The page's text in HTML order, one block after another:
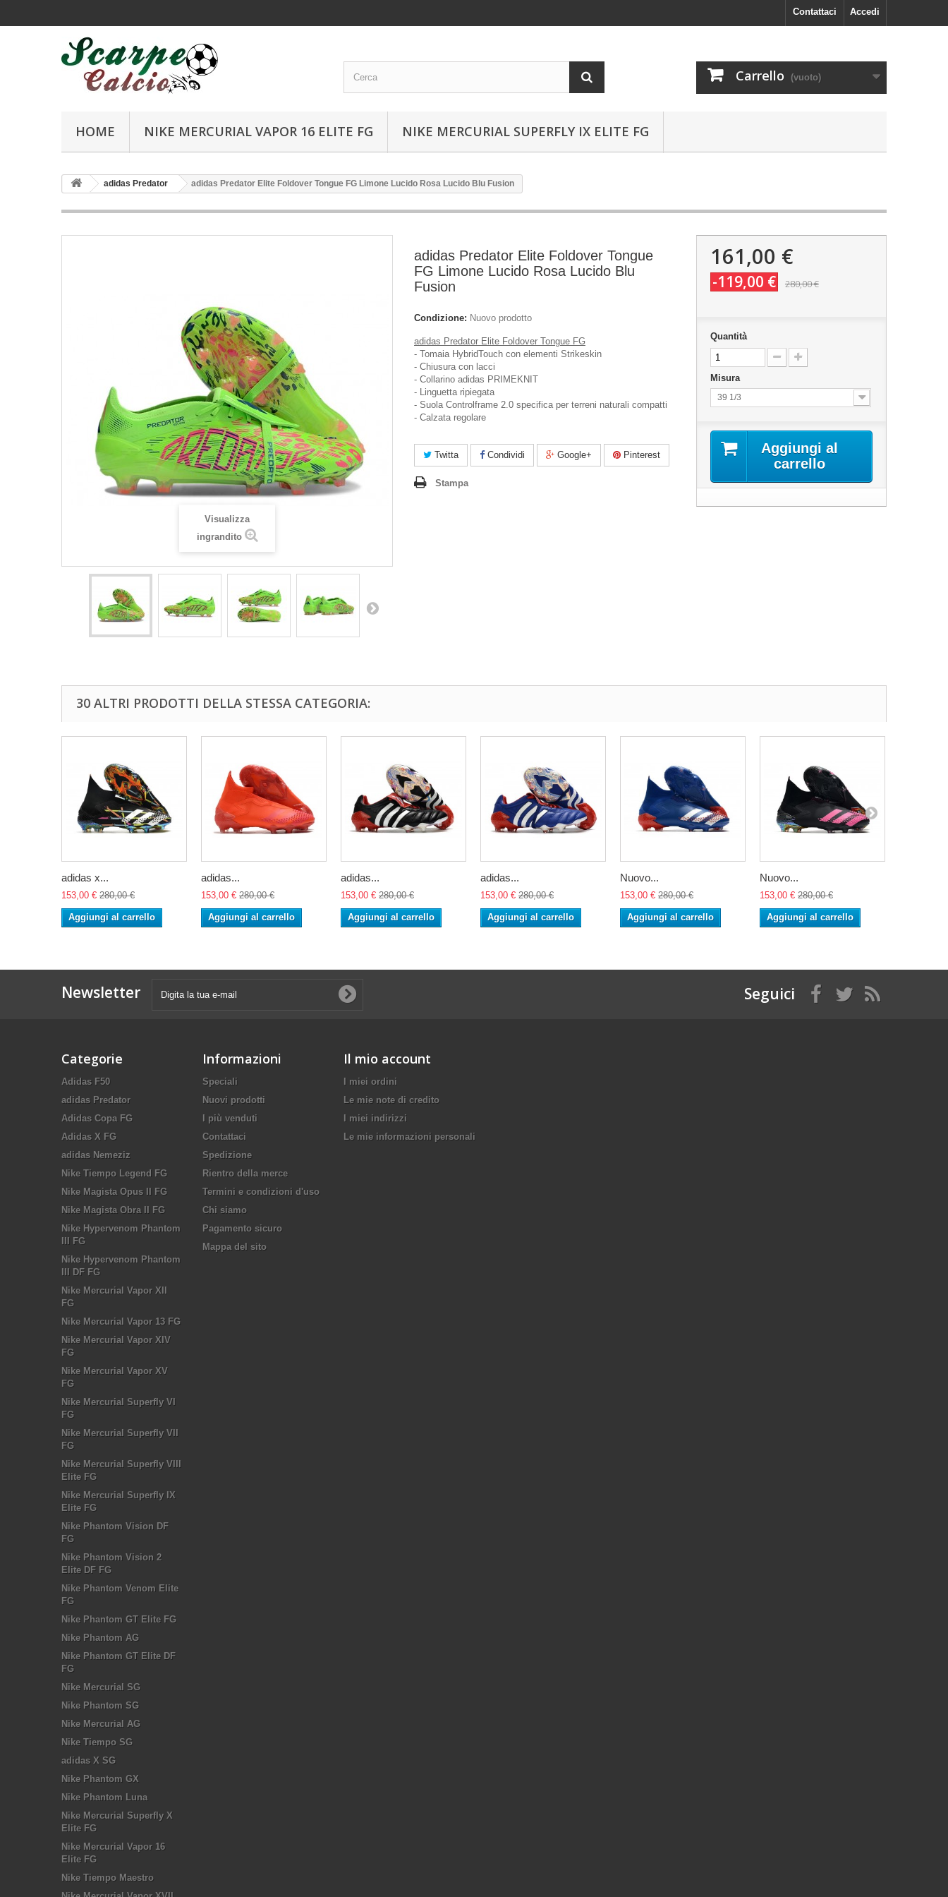
Accedi
Contattaci
Carrello (vuoto)
HOME NIKE MERCURIAL VAPOR 16 ELITE FG NIKE MERCURIAL SUPERFLY IX ELITE FG
adidas Predator adidas Predator Elite Foldover Tongue FG Limone Lucido Rosa Lucido Blu Fusion
Visualizza
ingrandito
adidas Predator Elite Foldover Tongue
FG Limone Lucido Rosa Lucido Blu
Fusion
Condizione: Nuovo prodotto
adidas Predator Elite Foldover Tongue FG
- Tomaia HybridTouch con elementi Strikeskin
- Chiusura con lacci
- Collarino adidas PRIMEKNIT
- Linguetta ripiegata
- Suola Controlframe 2.0 specifica per terreni naturali compatti
- Calzata regolare
Twitta Condividi Google+ Pinterest
Stampa
161,00 €
-119,00 € 280,00 €
Quantità
Misura
39 1/3
Aggiungi al
carrello
30 ALTRI PRODOTTI DELLA STESSA CATEGORIA:
adidas x...
153,00 € 280,00 €
Aggiungi al carrello
adidas...
153,00 € 280,00 €
Aggiungi al carrello
adidas...
153,00 € 280,00 €
Aggiungi al carrello
adidas...
153,00 € 280,00 €
Aggiungi al carrello
Nuovo...
153,00 € 280,00 €
Aggiungi al carrello
Nuovo...
153,00 € 280,00 €
Aggiungi al carrello
Newsletter Seguici
Categorie
Adidas F50
adidas Predator
Adidas Copa FG
Adidas X FG
adidas Nemeziz
Nike Tiempo Legend FG
Nike Magista Opus II FG
Nike Magista Obra II FG
Nike Hypervenom Phantom
III FG
Nike Hypervenom Phantom
III DF FG
Nike Mercurial Vapor XII
FG
Nike Mercurial Vapor 13 FG
Nike Mercurial Vapor XIV
FG
Nike Mercurial Vapor XV
FG
Nike Mercurial Superfly VI
FG
Nike Mercurial Superfly VII
FG
Nike Mercurial Superfly VIII
Elite FG
Nike Mercurial Superfly IX
Elite FG
Nike Phantom Vision DF
FG
Nike Phantom Vision 2
Elite DF FG
Nike Phantom Venom Elite
FG
Nike Phantom GT Elite FG
Nike Phantom AG
Nike Phantom GT Elite DF
FG
Nike Mercurial SG
Nike Phantom SG
Nike Mercurial AG
Nike Tiempo SG
adidas X SG
Nike Phantom GX
Nike Phantom Luna
Nike Mercurial Superfly X
Elite FG
Nike Mercurial Vapor 16
Elite FG
Nike Tiempo Maestro
Informazioni
Speciali
Nuovi prodotti
I più venduti
Contattaci
Spedizione
Rientro della merce
Termini e condizioni d'uso
Chi siamo
Pagamento sicuro
Mappa del sito
Il mio account
I miei ordini
Le mie note di credito
I miei indirizzi
Le mie informazioni personali